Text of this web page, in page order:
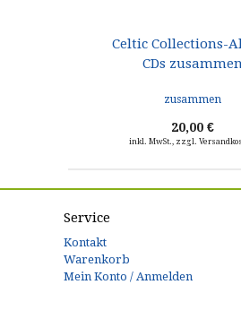
Celtic Collections-
CDs
20,00 €
inkl. MwSt., zzgl.
Service
Kontakt
Warenkorb
Mein Konto / Anmelden